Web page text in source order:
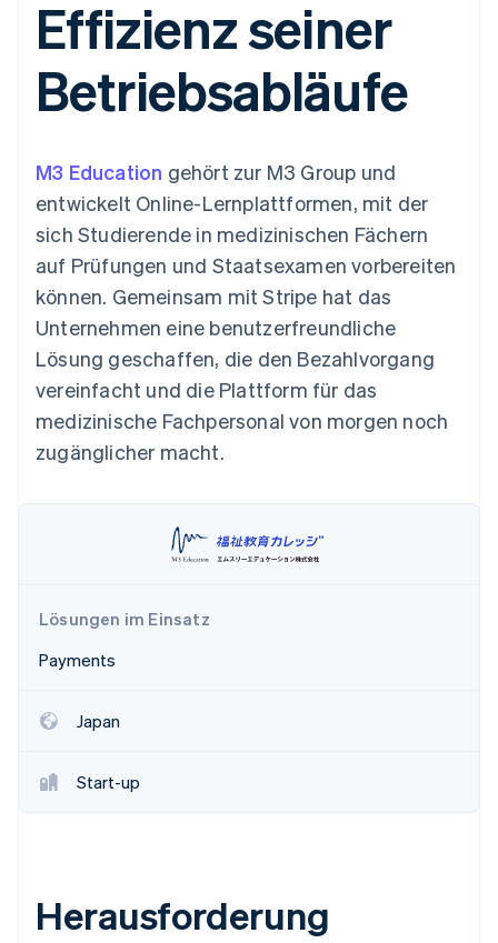
Zugriff auf mehr als
125
Zahlungen vor Ort
Authorization
Autorisierungsraten
Beschleunigter
Bezahlvorgang
Connections
Verbundene
Datensynchronisierung
Product roadmap
Ausblick
Betrugsprävention
Start-up-Gründung
CO₂-Entnahme
Online-Identitätsprüfung
Erfahren Sie, wie Stripe Lösungen für die
Geldmanagement
Plattformen
SaaS
KI-Unternehmen
Creator Economy
Gaming
Freizeit
Versicherungen
Unterhaltung
Gemeinnützige
Organisationen
Fachdienstleistungen
Öffentlicher Sektor
Einzelhandel
Partner
Marktplatz auf
Grundlagen der
Abonnementverwaltung
So setzen Sie
nutzungsbasierte
Karten ausgeben: So
geht´s
Bereitstellung und
Verwaltung von
Diensten mit Agenten
App-Integrationen
Code-Beispiele
Entwickler-Blog
API-Status
Produkt-Roadmap
Stripe Sessions
Karriere
Newsroom
Stripe Press
Kontakt
Sales-Team
kontaktieren
Partner werden
Effizienz seiner
Betriebsabläufe
M3 Education gehört zur M3 Group und
entwickelt Online-Lernplattformen, mit der
sich Studierende in medizinischen Fächern
auf Prüfungen und Staatsexamen vorbereiten
können. Gemeinsam mit Stripe hat das
Unternehmen eine benutzerfreundliche
Lösung geschaffen, die den Bezahlvorgang
vereinfacht und die Plattform für das
medizinische Fachpersonal von morgen noch
zugänglicher macht.
Lösungen im Einsatz
Payments
Japan
Start-up
Herausforderung